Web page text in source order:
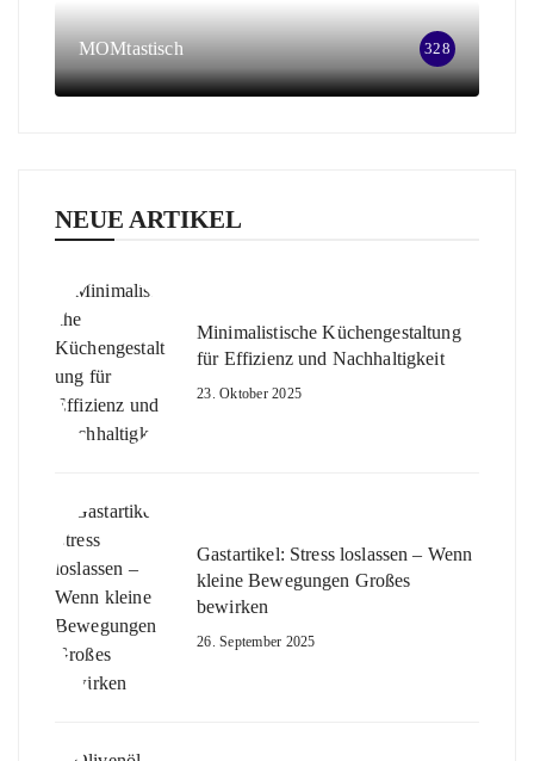
MOMtastisch 328
NEUE ARTIKEL
Minimalistische Küchengestaltung
für Effizienz und Nachhaltigkeit
23. Oktober 2025
Gastartikel: Stress loslassen – Wenn
kleine Bewegungen Großes
bewirken
26. September 2025